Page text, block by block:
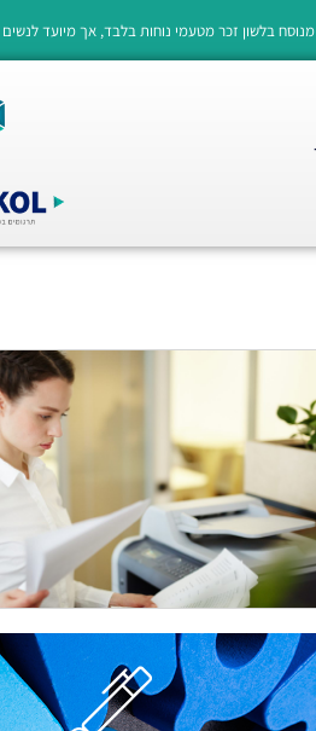
בלשון זכר מטעמי נוחות בלבד, אך מיועד